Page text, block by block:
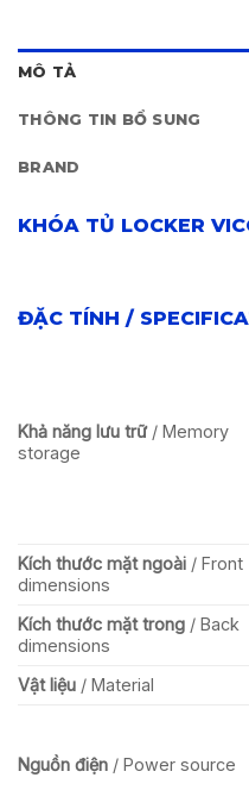
MÔ TẢ
THÔNG TIN BỔ SUNG
BRAND
KHÓA TỦ LOCKER
ĐẶC TÍNH /
Khả năng lưu trữ/ Memory
storage
Kích thước mặt ngoài / Front
dimensions
Kích thước mặt trong / Back
dimensions
Vật liệu / Material
Nguồn điện / Power source